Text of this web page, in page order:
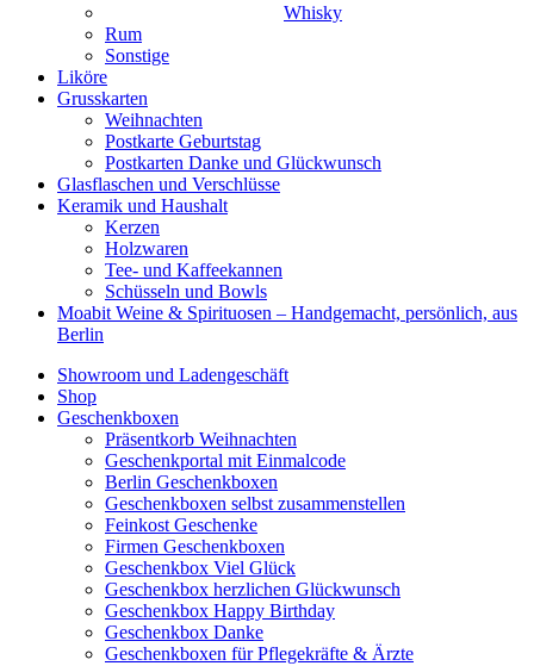
Whisky
Rum
Sonstige
Liköre
Grusskarten
Weihnachten
Postkarte Geburtstag
Postkarten Danke und Glückwunsch
Glasflaschen und Verschlüsse
Keramik und Haushalt
Kerzen
Holzwaren
Tee- und Kaffeekannen
Schüsseln und Bowls
Moabit Weine & Spirituosen – Handgemacht, persönlich, aus
Berlin
Showroom und Ladengeschäft
Shop
Geschenkboxen
Präsentkorb Weihnachten
Geschenkportal mit Einmalcode
Berlin Geschenkboxen
Geschenkboxen selbst zusammenstellen
Feinkost Geschenke
Firmen Geschenkboxen
Geschenkbox Viel Glück
Geschenkbox herzlichen Glückwunsch
Geschenkbox Happy Birthday
Geschenkbox Danke
Geschenkboxen für Pflegekräfte & Ärzte